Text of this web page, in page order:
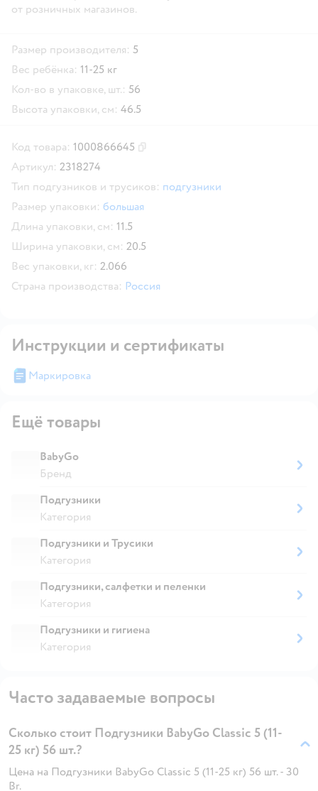
от розничных магазинов.
Размер производителя: 5
Вес ребёнка: 11-25 кг
Кол-во в упаковке, шт.: 56
Высота упаковки, см: 46.5
Код товара: 1000866645
Артикул: 2318274
Тип подгузников и трусиков: подгузники
Размер упаковки: большая
Длина упаковки, см: 11.5
Ширина упаковки, см: 20.5
Вес упаковки, кг: 2.066
Страна производства: Россия
Инструкции и сертификаты
Маркировка
Ещё товары
BabyGo
Бренд
Подгузники
Категория
Подгузники и Трусики
Категория
Подгузники, салфетки и пеленки
Категория
Подгузники и гигиена
Категория
Часто задаваемые вопросы
Сколько стоит Подгузники BabyGo Classic 5 (11-
25 кг) 56 шт.?
Цена на Подгузники BabyGo Classic 5 (11-25 кг) 56 шт. - 30
Br.